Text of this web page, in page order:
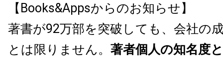
【Books&Appsからのお知らせ】
著書が92万部を突破しても、会社の
とは限りません。 著者個人の知名度